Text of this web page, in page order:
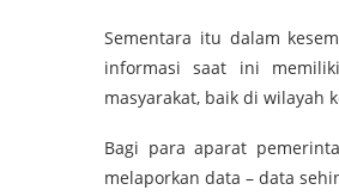
Sementara itu dalam
informasi saat ini
masyarakat, baik di wilayah
Bagi para aparat
melaporkan data – data